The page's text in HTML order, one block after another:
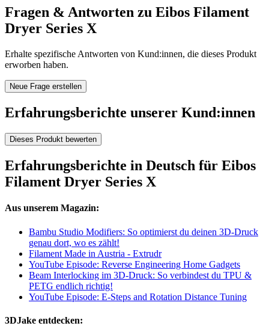
Fragen & Antworten zu Eibos Filament
Dryer Series X
Erhalte spezifische Antworten von Kund:innen, die dieses Produkt
erworben haben.
Neue Frage erstellen
Erfahrungsberichte unserer Kund:innen
Dieses Produkt bewerten
Erfahrungsberichte in Deutsch für Eibos
Filament Dryer Series X
Aus unserem Magazin:
Bambu Studio Modifiers: So optimierst du deinen 3D-Druck
genau dort, wo es zählt!
Filament Made in Austria - Extrudr
YouTube Episode: Reverse Engineering Home Gadgets
Beam Interlocking im 3D-Druck: So verbindest du TPU &
PETG endlich richtig!
YouTube Episode: E-Steps and Rotation Distance Tuning
3DJake entdecken: